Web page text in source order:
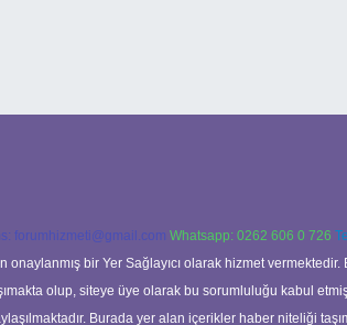
forumhizmeti@gmail.com Whatsapp: 0262 606 0 726
bir Yer Sağlayıcı olarak hizmet
olup, siteye üye olarak bu sorumluluğu kabul
Burada yer alan içerikler haber niteliği